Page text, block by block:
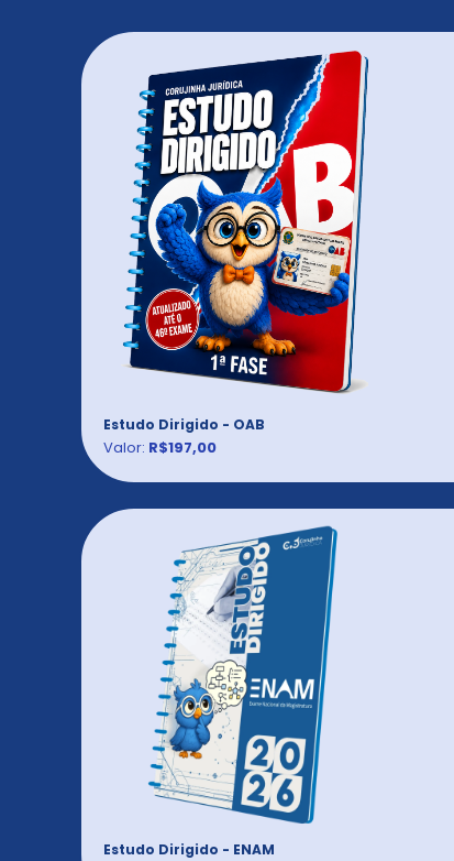
Estudo Dirigido - OAB
Valor: R$197,00
Estudo Dirigido - ENAM